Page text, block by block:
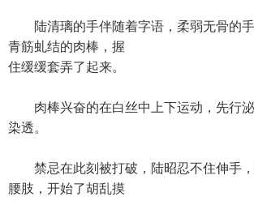
陆清璃的手伴随着字语，柔弱无骨的手
青筋虬结的肉棒，握
住缓缓套弄了起来。
肉棒兴奋的在白丝中上下运动，先行泌
染透。
禁忌在此刻被打破，陆昭忍不住伸手，
腰肢，开始了胡乱摸